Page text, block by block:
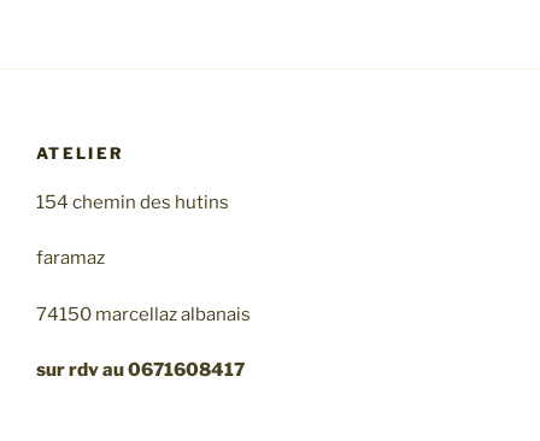
ATELIER
154 chemin des hutins
faramaz
74150 marcellaz albanais
sur rdv au 0671608417